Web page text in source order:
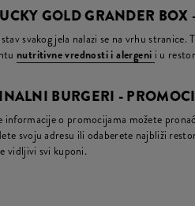
GOLD GRANDER BOX
svakog jela nalazi se na vrhu stranice.
nutritivne vrednosti i alergeni i u
BURGERI -
informacije o promocijama možete
svoju adresu ili odaberete najbliži
vidljivi svi kuponi.